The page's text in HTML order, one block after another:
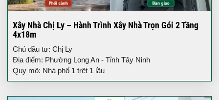
Xây Nhà Chị Ly – Hành Trình Xây Nhà Trọn Gói 2 Tầng
4x18m
Chủ đầu tư: Chị Ly
Địa điểm: Phường Long An - Tỉnh Tây Ninh
Quy mô: Nhà phố 1 trệt 1 lầu